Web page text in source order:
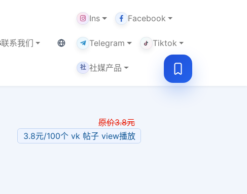
联系我们 当前语言：中文
Ins Facebook
Telegram Tiktok
社 社媒产品
原价3.8元
3.8元/100个 vk 帖子 view播放